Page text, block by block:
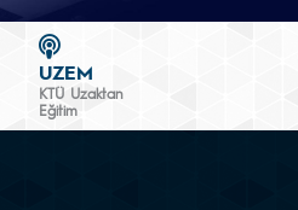
UZEM
KTÜ Uzaktan
Eğitim